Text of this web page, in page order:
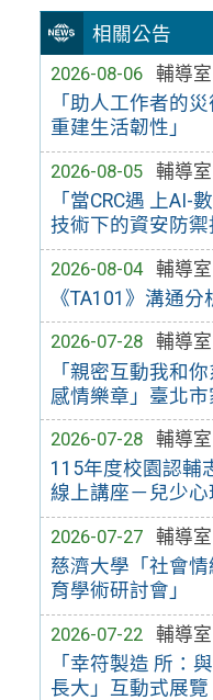
相關公告
2026-08-06
輔導室
「助人工作者的
重建生活韌性」
2026-08-05
輔導室
「當CRC遇 上AI-
技術下的資安防禦
2026-08-04
輔導室
《TA101》溝通
2026-07-28
輔導室
「親密互動我和
感情樂章」臺北
2026-07-28
輔導室
115年度校園認輔
線上講座－兒少心
2026-07-27
輔導室
慈濟大學「社會
育學術研討會」
2026-07-22
輔導室
「幸符製造 所：
長大」互動式展覽